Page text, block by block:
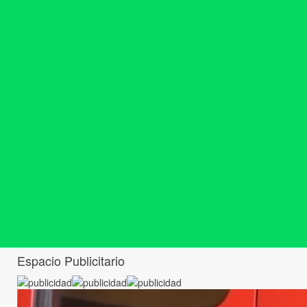
Espacio Publicitario